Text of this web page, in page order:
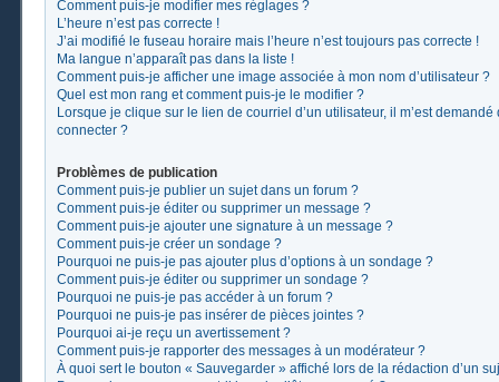
Comment puis-je modifier mes réglages ?
L’heure n’est pas correcte !
J’ai modifié le fuseau horaire mais l’heure n’est toujours pas correcte !
Ma langue n’apparaît pas dans la liste !
Comment puis-je afficher une image associée à mon nom d’utilisateur ?
Quel est mon rang et comment puis-je le modifier ?
Lorsque je clique sur le lien de courriel d’un utilisateur, il m’est demandé
connecter ?
Problèmes de publication
Comment puis-je publier un sujet dans un forum ?
Comment puis-je éditer ou supprimer un message ?
Comment puis-je ajouter une signature à un message ?
Comment puis-je créer un sondage ?
Pourquoi ne puis-je pas ajouter plus d’options à un sondage ?
Comment puis-je éditer ou supprimer un sondage ?
Pourquoi ne puis-je pas accéder à un forum ?
Pourquoi ne puis-je pas insérer de pièces jointes ?
Pourquoi ai-je reçu un avertissement ?
Comment puis-je rapporter des messages à un modérateur ?
À quoi sert le bouton « Sauvegarder » affiché lors de la rédaction d’un